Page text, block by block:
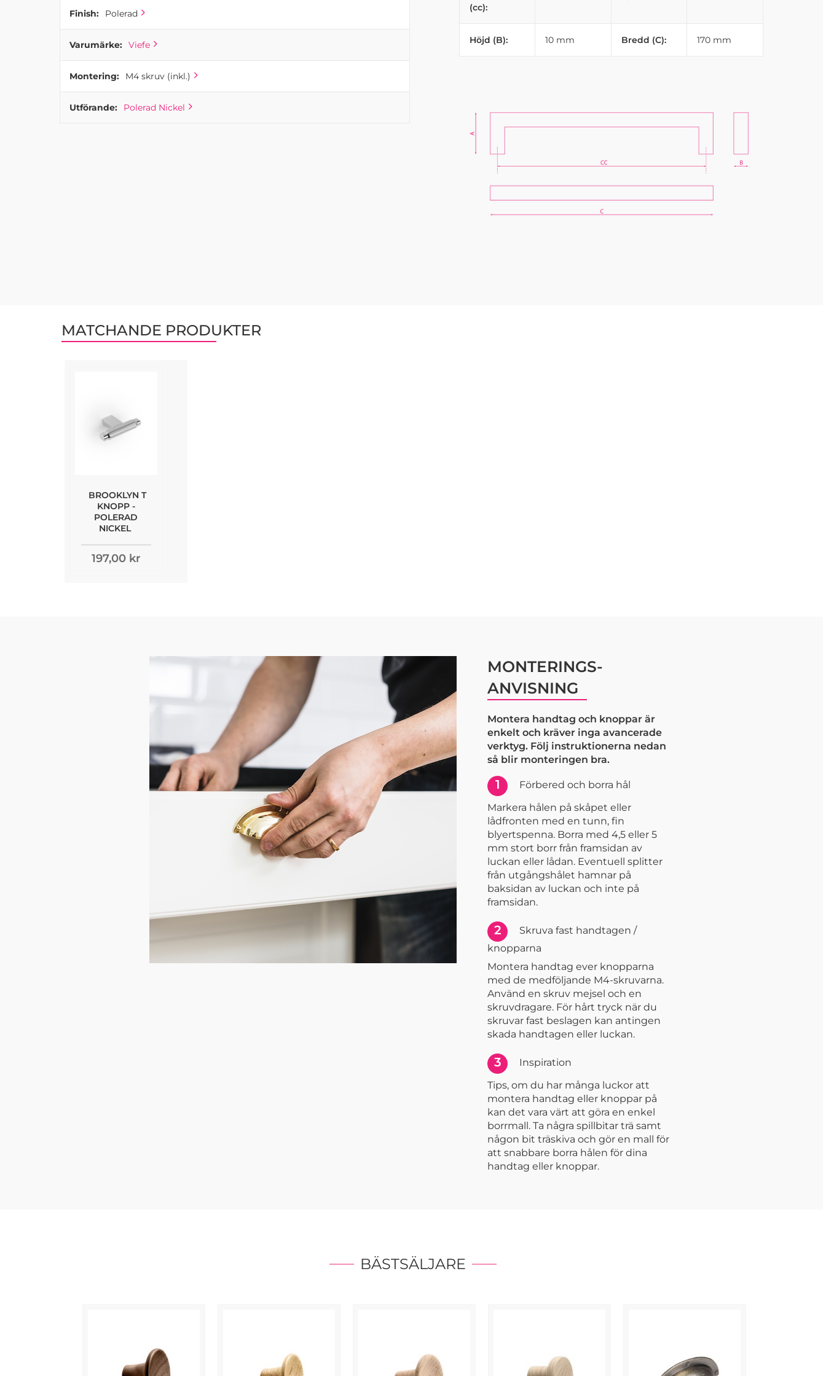
Finish: Polerad
Varumärke: Viefe
Montering: M4 skruv (inkl.)
Utförande: Polerad Nickel
(cc):
Höjd (B): 10 mm Bredd (C): 170 mm
MATCHANDE PRODUKTER
BROOKLYN T
KNOPP -
POLERAD
NICKEL
197,00 kr
MONTERINGS-
ANVISNING
Montera handtag och knoppar är
enkelt och kräver inga avancerade
verktyg. Följ instruktionerna nedan
så blir monteringen bra.
1
Förbered och borra hål
Markera hålen på skåpet eller
lådfronten med en tunn, fin
blyertspenna. Borra med 4,5 eller 5
mm stort borr från framsidan av
luckan eller lådan. Eventuell splitter
från utgångshålet hamnar på
baksidan av luckan och inte på
framsidan.
2
Skruva fast handtagen /
knopparna
Montera handtag ever knopparna
med de medföljande M4-skruvarna.
Använd en skruv mejsel och en
skruvdragare. För hårt tryck när du
skruvar fast beslagen kan antingen
skada handtagen eller luckan.
3
Inspiration
Tips, om du har många luckor att
montera handtag eller knoppar på
kan det vara värt att göra en enkel
borrmall. Ta några spillbitar trä samt
någon bit träskiva och gör en mall för
att snabbare borra hålen för dina
handtag eller knoppar.
BÄSTSÄLJARE